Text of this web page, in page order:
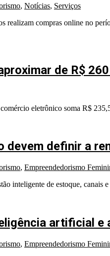
, Notícias, Serviços
realizam compras online no
de R$
eletrônico soma R$
devem definir a
, Empreendedorismo
inteligente de estoque, canais
artificial
, Empreendedorismo